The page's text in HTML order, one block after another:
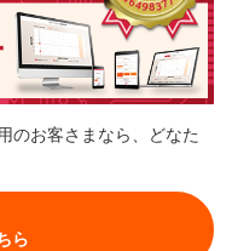
のお客さまなら、どなた
ら